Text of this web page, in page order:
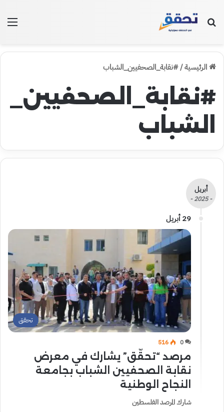
بحث عن
الرئيسية/#نقابة_الصحفيين_الشباب
#نقابة_الصحفيين_
الشباب
أبريل
- 2025 -
29 أبريل
تحقق
0
516
مرصد “تحقّق” يشارك في معرض
نقابة الصحفيين الشباب بجامعة
النجاح الوطنية
شارك المرصد الفلسطين